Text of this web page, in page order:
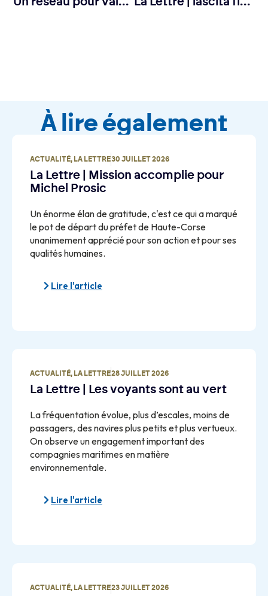
À lire également
ACTUALITÉ, LA LETTRE30 JUILLET 2026
La Lettre | Mission accomplie pour
Michel Prosic
Un énorme élan de gratitude, c'est ce qui a marqué
le pot de départ du préfet de Haute-Corse
unanimement apprécié pour son action et pour ses
qualités humaines.
Lire l'article
ACTUALITÉ, LA LETTRE28 JUILLET 2026
La Lettre | Les voyants sont au vert
La fréquentation évolue, plus d’escales, moins de
passagers, des navires plus petits et plus vertueux.
On observe un engagement important des
compagnies maritimes en matière
environnementale.
Lire l'article
ACTUALITÉ, LA LETTRE23 JUILLET 2026